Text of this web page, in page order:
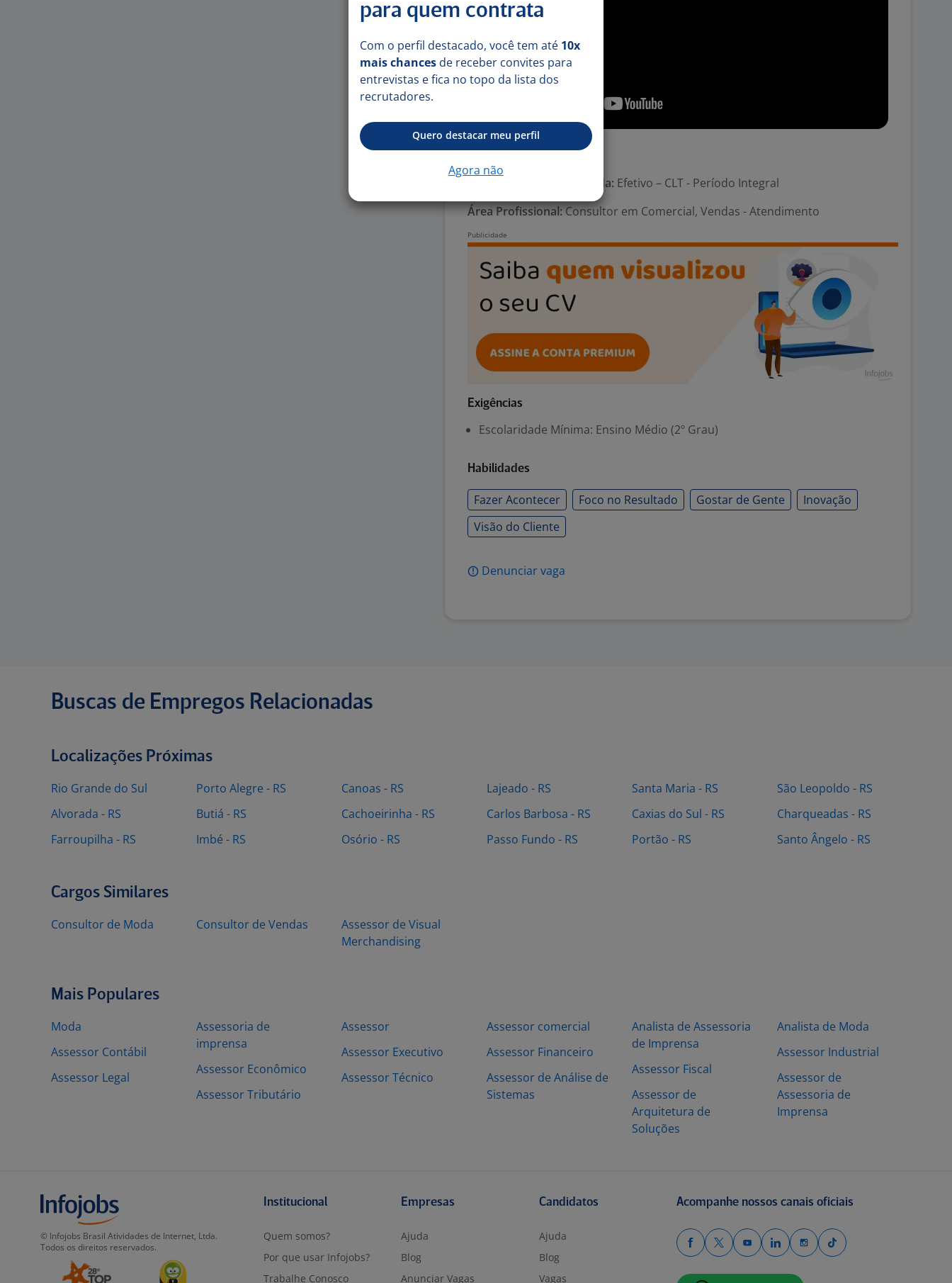
Número de vagas:1
Tipo de contrato e Jornada: Efetivo – CLT - Período Integral
Área Profissional:Consultor em Comercial, Vendas - Atendimento
Exigências
Escolaridade Mínima: Ensino Médio (2º Grau)
Habilidades
Fazer Acontecer Foco no Resultado Gostar de Gente
Inovação
Visão do Cliente
Denunciar vaga
Buscas de Empregos Relacionadas
Localizações Próximas
Rio Grande do Sul
Alvorada - RS
Farroupilha - RS
Porto Alegre - RS
Butiá - RS
Imbé - RS
Canoas - RS
Cachoeirinha - RS
Osório - RS
Lajeado - RS
Carlos Barbosa - RS
Passo Fundo - RS
Santa Maria - RS
Caxias do Sul - RS
Portão - RS
São Leopoldo - RS
Charqueadas - RS
Santo Ângelo - RS
Cargos Similares
Consultor de Moda Consultor de Vendas
Assessor de Visual
Merchandising
Mais Populares
Moda
Assessor Contábil
Assessor Legal
Assessoria de
imprensa
Assessor Econômico
Assessor Tributário
Assessor
Assessor Executivo
Assessor Técnico
Assessor comercial
Assessor Financeiro
Assessor de Análise de
Sistemas
Analista de Assessoria
de Imprensa
Assessor Fiscal
Assessor de
Arquitetura de
Soluções
Analista de Moda
Assessor Industrial
Assessor de
Assessoria de
Imprensa
para quem contrata
Com o perfil destacado, você tem até 10x
mais chances de receber convites para
entrevistas e fica no topo da lista dos
recrutadores.
Quero destacar meu perfil
Agora não
© Infojobs Brasil Atividades de Internet, Ltda.
Todos os direitos reservados.
Institucional
Quem somos?
Por que usar Infojobs?
Trabalhe Conosco
Empresas
Ajuda
Blog
Anunciar Vagas
Candidatos
Ajuda
Blog
Vagas
Acompanhe nossos canais oficiais